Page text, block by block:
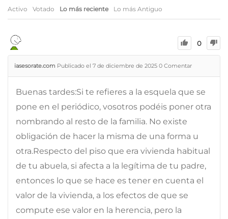
Activo Votado Lo más reciente Lo más Antiguo
0
iasesorate.com Publicado el 7 de diciembre de 2025 0 Comentar
Buenas tardes:Si te refieres a la esquela que se
pone en el periódico, vosotros podéis poner otra
nombrando al resto de la familia. No existe
obligación de hacer la misma de una forma u
otra.Respecto del piso que era vivienda habitual
de tu abuela, si afecta a la legítima de tu padre,
entonces lo que se hace es tener en cuenta el
valor de la vivienda, a los efectos de que se
compute ese valor en la herencia, pero la